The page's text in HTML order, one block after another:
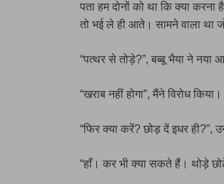
पता हम दोनों को था कि क्या
तो भई ले ही आते। सामने वाला था
“पत्थर से तोड़े?”, बब्बू भैया ने नया
“खराब नहीं होगा”, मैंने विरोध किया।
“फिर क्या करें? छोड़ दें इधर ही?”,
“हाँ। कर भी क्या सकते हैं। थोड़े